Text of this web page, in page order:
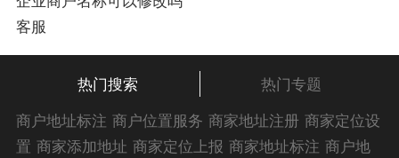
客服
热门搜索
热门专题
商户地址标注 商户位置服务 商家地址注册 商家定位设
置 商家添加地址 商家定位上报 商家地址标注 商户地